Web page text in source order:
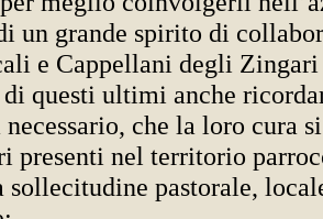
un grande spirito di
e Cappellani degli
questi ultimi anche
necessario, che la loro cura
presenti nel territorio
sollecitudine pastorale,